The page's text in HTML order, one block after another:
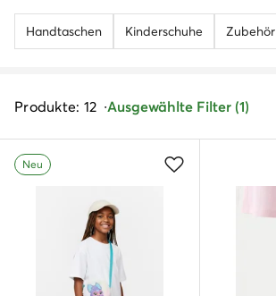
Handtaschen Kinderschuhe Zubehör
Produkte: 12 Ausgewählte Filter (1)
Neu